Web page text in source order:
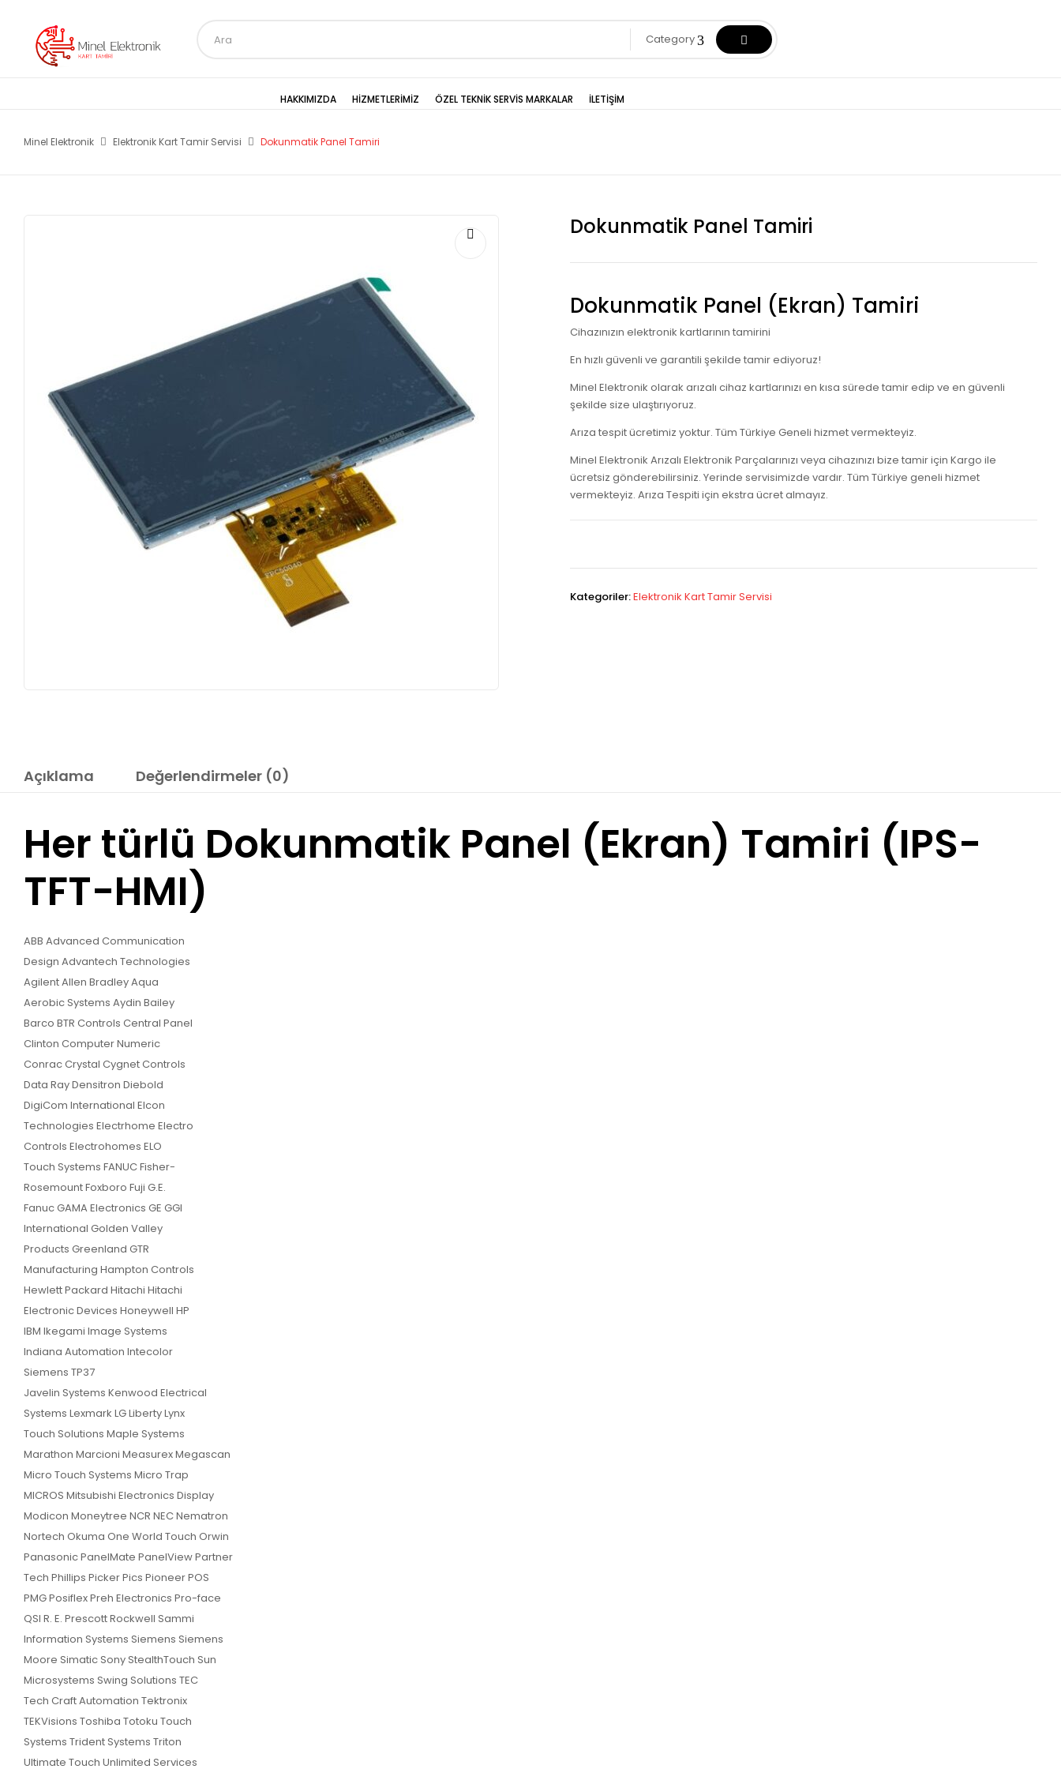
Category
HAKKIMIZDA HİZMETLERİMİZ ÖZEL TEKNİK SERVİS MARKALAR İLETİŞİM
Minel Elektronik Elektronik Kart Tamir Servisi Dokunmatik Panel Tamiri
Dokunmatik Panel Tamiri
Dokunmatik Panel (Ekran) Tamiri
Cihazınızın elektronik kartlarının tamirini
En hızlı güvenli ve garantili şekilde tamir ediyoruz!
Minel Elektronik olarak arızalı cihaz kartlarınızı en kısa sürede tamir edip ve en güvenli
şekilde size ulaştırıyoruz.
Arıza tespit ücretimiz yoktur. Tüm Türkiye Geneli hizmet vermekteyiz.
Minel Elektronik Arızalı Elektronik Parçalarınızı veya cihazınızı bize tamir için Kargo ile
ücretsiz gönderebilirsiniz. Yerinde servisimizde vardır. Tüm Türkiye geneli hizmet
vermekteyiz. Arıza Tespiti için ekstra ücret almayız.
Kategoriler:Elektronik Kart Tamir Servisi
Açıklama Değerlendirmeler (0)
Her türlü Dokunmatik Panel (Ekran) Tamiri (IPS-
TFT-HMI)
ABB Advanced Communication
Design Advantech Technologies
Agilent Allen Bradley Aqua
Aerobic Systems Aydin Bailey
Barco BTR Controls Central Panel
Clinton Computer Numeric
Conrac Crystal Cygnet Controls
Data Ray Densitron Diebold
DigiCom International Elcon
Technologies Electrhome Electro
Controls Electrohomes ELO
Touch Systems FANUC Fisher-
Rosemount Foxboro Fuji G.E.
Fanuc GAMA Electronics GE GGI
International Golden Valley
Products Greenland GTR
Manufacturing Hampton Controls
Hewlett Packard Hitachi Hitachi
Electronic Devices Honeywell HP
IBM Ikegami Image Systems
Indiana Automation Intecolor
Siemens TP37
Javelin Systems Kenwood Electrical
Systems Lexmark LG Liberty Lynx
Touch Solutions Maple Systems
Marathon Marcioni Measurex Megascan
Micro Touch Systems Micro Trap
MICROS Mitsubishi Electronics Display
Modicon Moneytree NCR NEC Nematron
Nortech Okuma One World Touch Orwin
Panasonic PanelMate PanelView Partner
Tech Phillips Picker Pics Pioneer POS
PMG Posiflex Preh Electronics Pro-face
QSI R. E. Prescott Rockwell Sammi
Information Systems Siemens Siemens
Moore Simatic Sony StealthTouch Sun
Microsystems Swing Solutions TEC
Tech Craft Automation Tektronix
TEKVisions Toshiba Totoku Touch
Systems Trident Systems Triton
Ultimate Touch Unlimited Services